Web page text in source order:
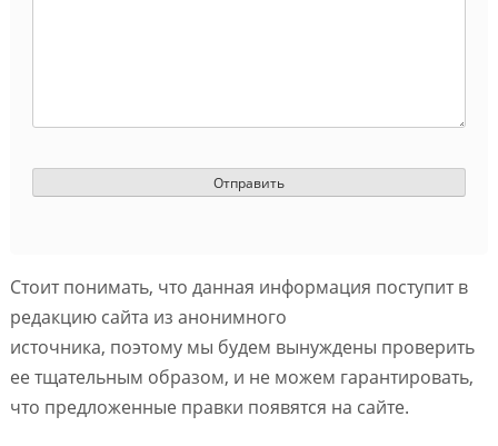
Стоит понимать, что данная информация поступит в
редакцию сайта из анонимного
источника, поэтому мы будем вынуждены проверить
ее тщательным образом, и не можем гарантировать,
что предложенные правки появятся на сайте.